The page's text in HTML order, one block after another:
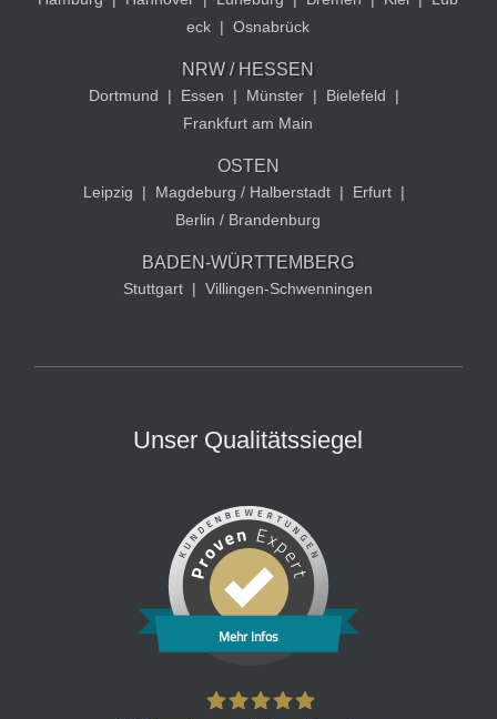
eck | Osnabrück
NRW / HESSEN
Dortmund | Essen | Münster | Bielefeld
|
Frankfurt am Main
OSTEN
Leipzig | Magdeburg / Halberstadt | Erfurt |
Berlin / Brandenburg
BADEN-WÜRTTEMBERG
Stuttgart | Villingen-Schwenningen
Unser Qualitätssiegel
Mehr Infos